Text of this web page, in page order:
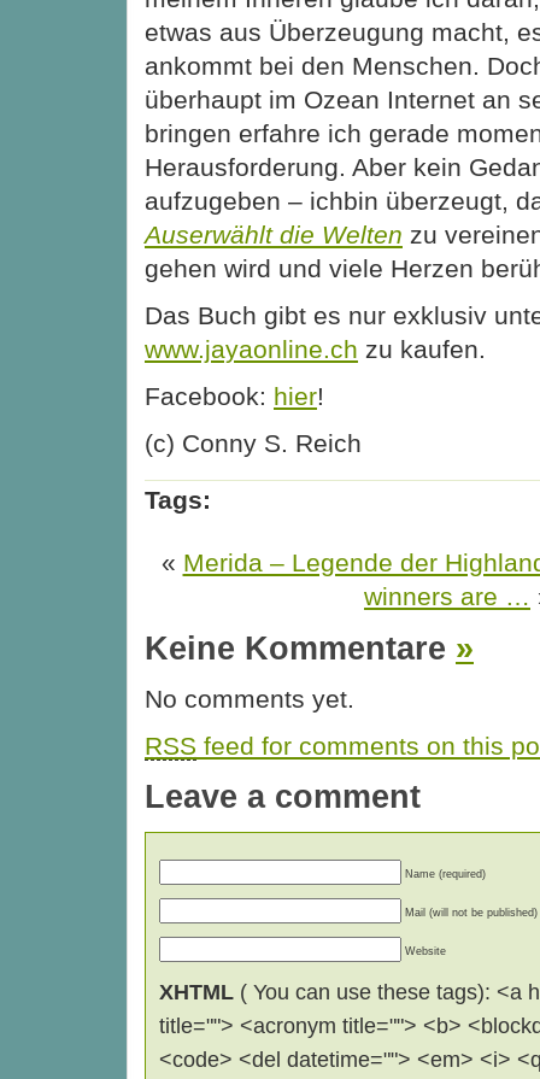
etwas aus Überzeugung macht,
ankommt bei den Menschen.
überhaupt im Ozean Internet an
bringen erfahre ich gerade
Herausforderung. Aber kein
aufzugeben – ichbin überzeugt,
Auserwählt die Welten zu
gehen wird und viele Herzen
Das Buch gibt es nur exklusiv
www.jayaonline.ch zu kaufen.
Facebook: hier!
(c) Conny S. Reich
Tags:
« Merida – Legende der
winners are …
Keine Kommentare »
No comments yet.
RSS feed for comments on this
Leave a comment
Name (required)
Mail (will not be published)
Website
XHTML ( You can use these tags): <a
title=""> <acronym title=""> <b>
<code> <del datetime=""> <em> <i>